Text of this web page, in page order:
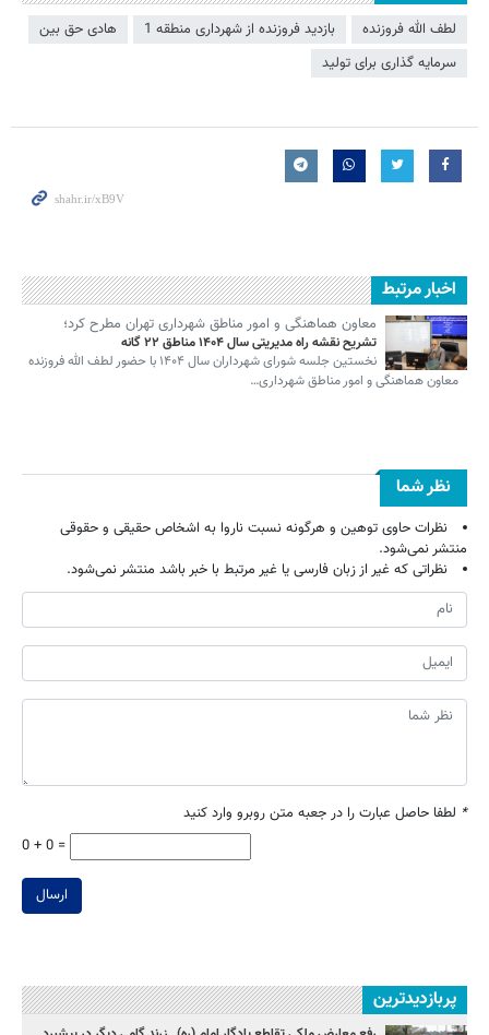
لطف الله فروزنده بازدید فروزنده از شهرداری منطقه 1
هادی حق بین
سرمایه گذاری برای تولید
اخبار مرتبط
معاون هماهنگی و امور مناطق شهرداری تهران مطرح کرد؛
تشریح نقشه راه مدیریتی سال ۱۴۰۴ مناطق ۲۲ گانه
نخستین جلسه شورای شهرداران سال ۱۴۰۴ با حضور لطف الله فروزنده
معاون هماهنگی و امور مناطق شهرداری…
نظر شما
نظرات حاوی توهین و هرگونه نسبت ناروا به اشخاص حقیقی و حقوقی
منتشر نمی‌شود.
نظراتی که غیر از زبان فارسی یا غیر مرتبط با خبر باشد منتشر نمی‌شود.
* لطفا حاصل عبارت را در جعبه متن روبرو وارد کنید
0 + 0 =
ارسال
پربازدیدترین